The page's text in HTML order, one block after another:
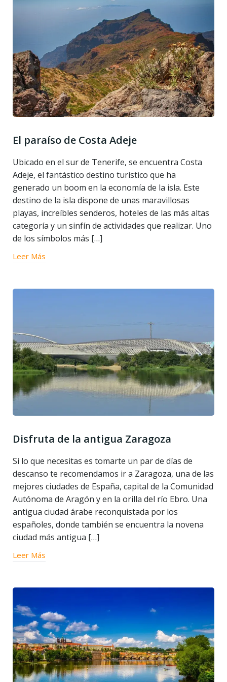
El paraíso de Costa Adeje
Ubicado en el sur de Tenerife, se encuentra Costa
Adeje, el fantástico destino turístico que ha
generado un boom en la economía de la isla. Este
destino de la isla dispone de unas maravillosas
playas, increíbles senderos, hoteles de las más altas
categoría y un sinfín de actividades que realizar. Uno
de los símbolos más […]
Leer Más
Disfruta de la antigua Zaragoza
Si lo que necesitas es tomarte un par de días de
descanso te recomendamos ir a Zaragoza, una de las
mejores ciudades de España, capital de la Comunidad
Autónoma de Aragón y en la orilla del río Ebro. Una
antigua ciudad árabe reconquistada por los
españoles, donde también se encuentra la novena
ciudad más antigua […]
Leer Más